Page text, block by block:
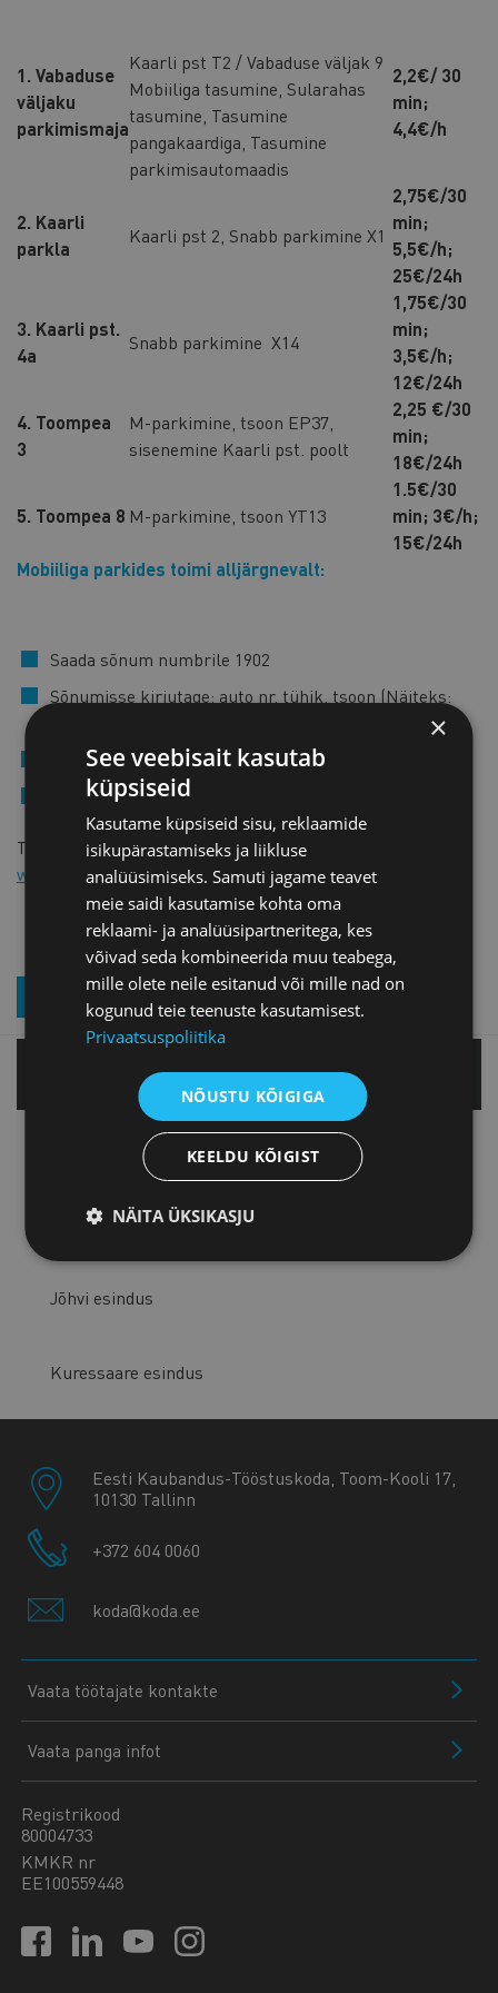
1. Vabaduse
väljaku
parkimismaja
Kaarli pst T2 / Vabaduse väljak 9
Mobiiliga tasumine, Sularahas
tasumine, Tasumine
pangakaardiga, Tasumine
parkimisautomaadis
2,2€/ 30
min;
4,4€/h
2. Kaarli
parkla
Kaarli pst 2, Snabb parkimine X1
2,75€/30
min;
5,5€/h;
25€/24h
3. Kaarli pst.
4a
Snabb parkimine X14
1,75€/30
min;
3,5€/h;
12€/24h
4. Toompea
3
M-parkimine, tsoon EP37,
sisenemine Kaarli pst. poolt
2,25 €/30
min;
18€/24h
5. Toompea 8 M-parkimine, tsoon YT13
1.5€/30
min; 3€/h;
15€/24h
Mobiiliga parkides toimi alljärgnevalt:
Saada sõnum numbrile 1902
Sõnumisse kirjutage: auto nr, tühik, tsoon (Näiteks:
Vastuseks saate sõnumi – parkimine alustatud
Parkimise lõpetamisel helistage numbrile 1903
Täpsemat infot koos parkimistsoonidega aadressilt
www.tallinn.ee/parkimine
LIITU UUDISKIRJAGA
Tartu esindus
Pärnu esindus
Jõhvi esindus
Kuressaare esindus
Eesti Kaubandus-Tööstuskoda, Toom-Kooli 17,
10130 Tallinn
+372 604 0060
koda@koda.ee
Vaata töötajate kontakte
Vaata panga infot
Registrikood
80004733
KMKR nr
EE100559448
×
See veebisait kasutab
küpsiseid
Kasutame küpsiseid sisu, reklaamide
isikupärastamiseks ja liikluse
analüüsimiseks. Samuti jagame teavet
meie saidi kasutamise kohta oma
reklaami- ja analüüsipartneritega, kes
võivad seda kombineerida muu teabega,
mille olete neile esitanud või mille nad on
kogunud teie teenuste kasutamisest.
Privaatsuspoliitika
NÕUSTU KÕIGIGA
KEELDU KÕIGIST
NÄITA ÜKSIKASJU